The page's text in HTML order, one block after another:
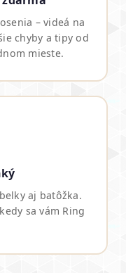
– videá na
chyby a tipy od
mieste.
aj batôžka.
sa vám Ring